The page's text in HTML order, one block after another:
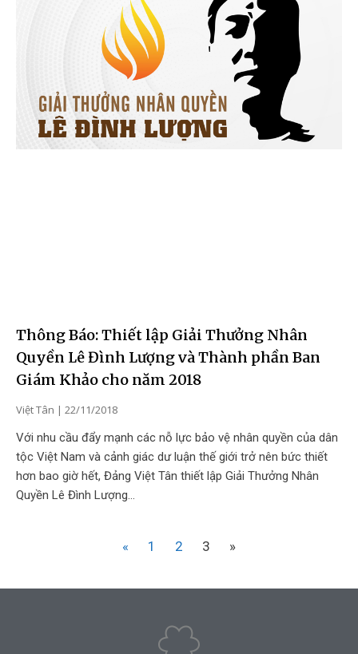
Thông Báo: Thiết lập Giải Thưởng Nhân
Quyền Lê Đình Lượng và Thành phần Ban
Giám Khảo cho năm 2018
Việt Tân
22/11/2018
Với nhu cầu đẩy mạnh các nỗ lực bảo vệ nhân quyền của dân
tộc Việt Nam và cảnh giác dư luận thế giới trở nên bức thiết
hơn bao giờ hết, Đảng Việt Tân thiết lập Giải Thưởng Nhân
Quyền Lê Đình Lượng…
« 1 2 3 »